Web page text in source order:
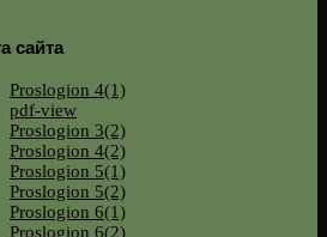
сайта
Proslogion 4(1)
pdf-view
Proslogion 3(2)
Proslogion 4(2)
Proslogion 5(1)
Proslogion 5(2)
Proslogion 6(1)
Proslogion 6(2)